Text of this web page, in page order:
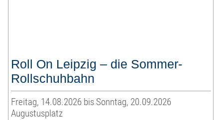
Roll On Leipzig – die Sommer-
Rollschuhbahn
Freitag, 14.08.2026 bis Sonntag, 20.09.2026
Augustusplatz